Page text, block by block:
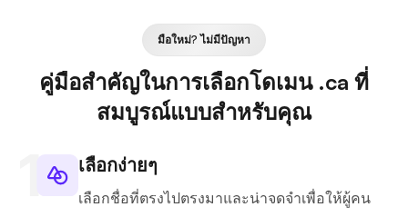
มือใหม่? ไม่มีปัญหา
คู่มือสำคัญในการเลือกโดเมน .ca ที่
สมบูรณ์แบบสำหรับคุณ
เลือกง่ายๆ
เลือกชื่อที่ตรงไปตรงมาและน่าจดจำเพื่อให้ผู้คน